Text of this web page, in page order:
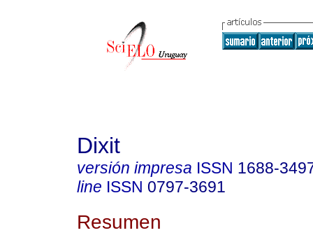
Dixit
versión impresa ISSN 1688-
line ISSN 0797-3691
Resumen